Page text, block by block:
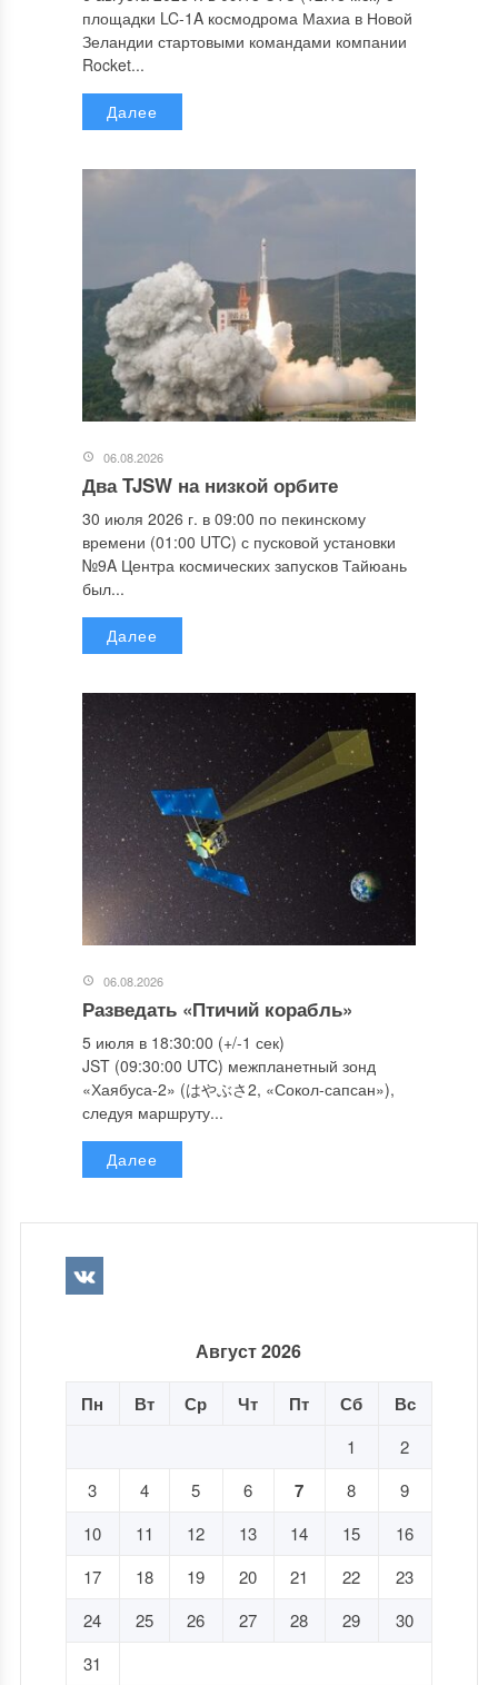
площадки LC-1A космодрома Махиа в Новой
Зеландии стартовыми командами компании
Rocket...
Далее
06.08.2026
Два TJSW на низкой орбите
30 июля 2026 г. в 09:00 по пекинскому
времени (01:00 UTC) с пусковой установки
№9A Центра космических запусков Тайюань
был...
Далее
06.08.2026
Разведать «Птичий корабль»
5 июля в 18:30:00 (+/-1 сек)
JST (09:30:00 UTC) межпланетный зонд
«Хаябуса-2» (はやぶさ2, «Сокол-сапсан»),
следуя маршруту...
Далее
Август 2026
Пн Вт Ср Чт Пт Сб Вс
1
2
3
4 5 6 7 8
9
10
11 12 13 14 15
16
17
18 19 20 21 22
23
24
25 26 27 28 29
30
31